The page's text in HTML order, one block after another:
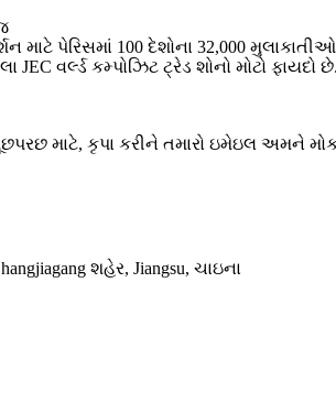
માટે પેરિસમાં 100 દેશોના 32,000
JEC વર્લ્ડ કમ્પોઝિટ ટ્રેડ શોનો મોટો ફાયદો
માટે, કૃપા કરીને તમારો ઇમેઇલ અમને
શહેર, Jiangsu, ચાઇના